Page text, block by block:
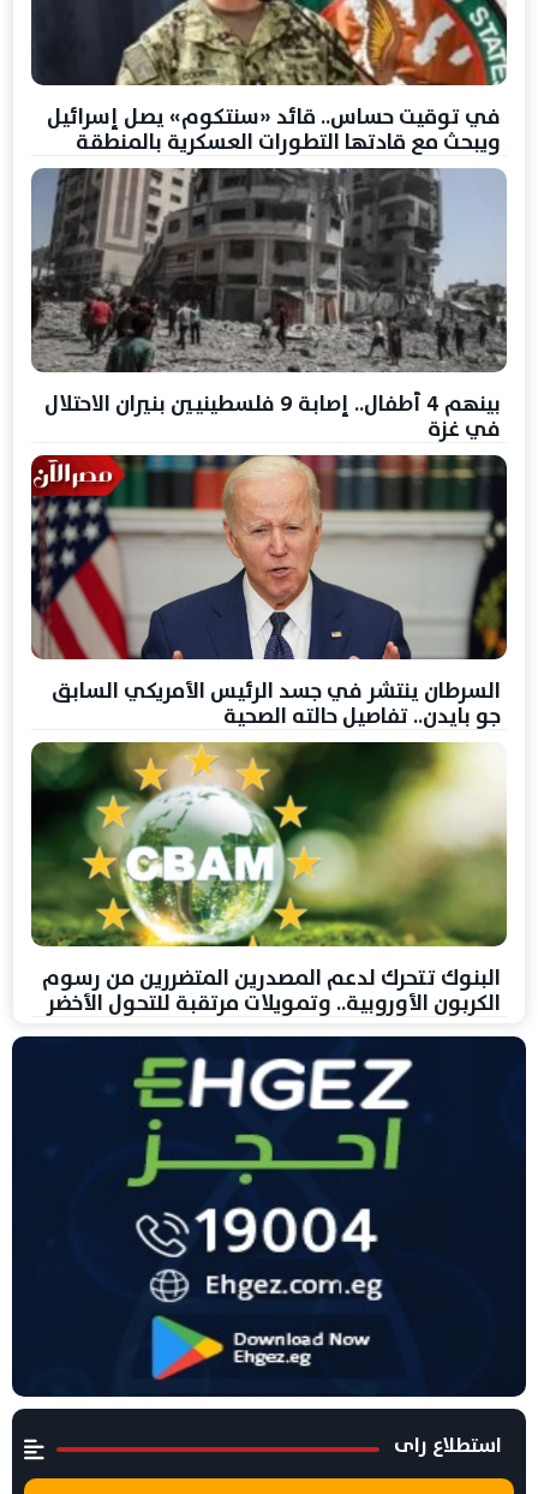
في توقيت حساس.. قائد «سنتكوم» يصل إسرائيل
ويبحث مع قادتها التطورات العسكرية بالمنطقة
بينهم 4 أطفال.. إصابة 9 فلسطينيين بنيران الاحتلال
في غزة
السرطان ينتشر في جسد الرئيس الأمريكي السابق
جو بايدن.. تفاصيل حالته الصحية
البنوك تتحرك لدعم المصدرين المتضررين من رسوم
الكربون الأوروبية.. وتمويلات مرتقبة للتحول الأخضر
استطلاع راى